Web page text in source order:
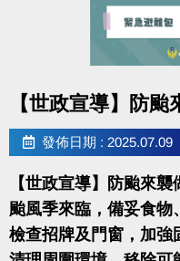
【世政宣導】防
發佈日期 : 2025.07.09
【世政宣導】防颱來襲
颱風季來臨，備妥食物
檢查招牌及門窗，加強